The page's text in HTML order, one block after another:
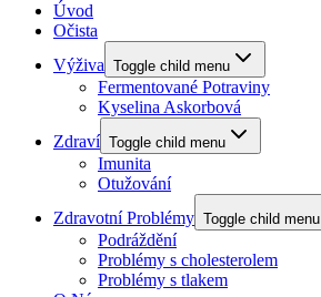
Úvod
Očista
Výživa Toggle child menu
Fermentované Potraviny
Kyselina Askorbová
Zdraví Toggle child menu
Imunita
Otužování
Zdravotní Problémy Toggle child menu
Podráždění
Problémy s cholesterolem
Problémy s tlakem